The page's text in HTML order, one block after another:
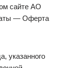
сайте АО
— Оферта
указанного